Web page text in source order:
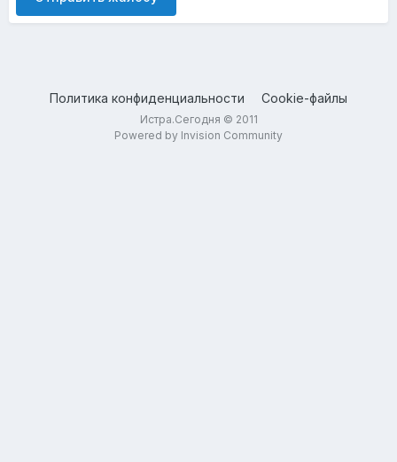
Политика конфиденциальности Cookie-файлы
Истра.Сегодня © 2011
Powered by Invision Community